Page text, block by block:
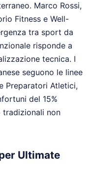
Marco Rossi,
Fitness e Well-
tra sport da
risponde a
tecnica. I
seguono le linee
Preparatori Atletici,
del 15%
tradizionali non
Ultimate